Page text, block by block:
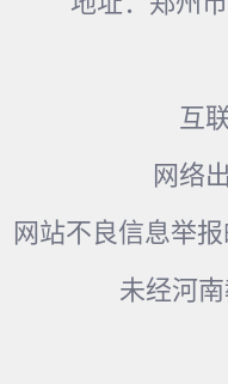
互
网络
网站不良信息举报
未经河